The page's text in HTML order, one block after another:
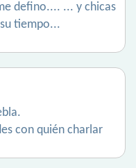
defino.... ... y chicas
tiempo...
con quién charlar